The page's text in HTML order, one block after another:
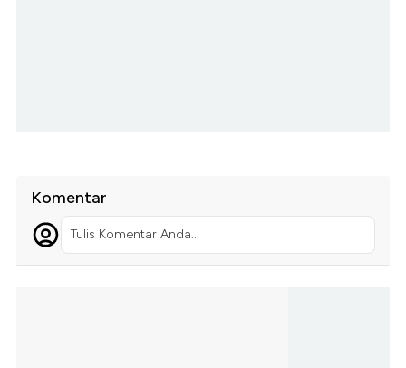
Komentar
Tulis Komentar Anda...